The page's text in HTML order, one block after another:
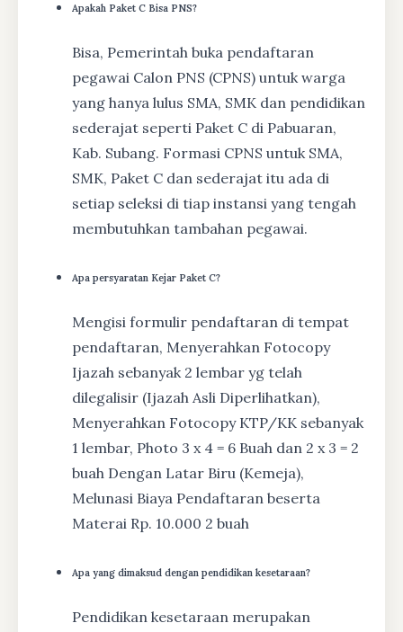
Apakah Paket C Bisa PNS?
Bisa, Pemerintah buka pendaftaran
pegawai Calon PNS (CPNS) untuk warga
yang hanya lulus SMA, SMK dan pendidikan
sederajat seperti Paket C di Pabuaran,
Kab. Subang. Formasi CPNS untuk SMA,
SMK, Paket C dan sederajat itu ada di
setiap seleksi di tiap instansi yang tengah
membutuhkan tambahan pegawai.
Apa persyaratan Kejar Paket C?
Mengisi formulir pendaftaran di tempat
pendaftaran, Menyerahkan Fotocopy
Ijazah sebanyak 2 lembar yg telah
dilegalisir (Ijazah Asli Diperlihatkan),
Menyerahkan Fotocopy KTP/KK sebanyak
1 lembar, Photo 3 x 4 = 6 Buah dan 2 x 3 = 2
buah Dengan Latar Biru (Kemeja),
Melunasi Biaya Pendaftaran beserta
Materai Rp. 10.000 2 buah
Apa yang dimaksud dengan pendidikan kesetaraan?
Pendidikan kesetaraan merupakan